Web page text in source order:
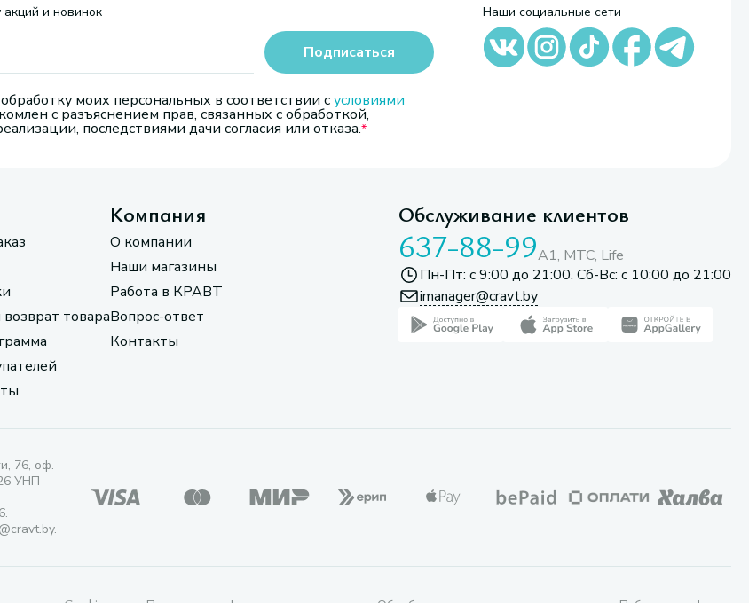
и новинок
моих персональных в соответствии сусловиями
с разъяснением прав, связанных с обработкой,
последствиями дачи согласия или отказа.
Подписаться
Наши социальные сети
товара
Компания
О компании
Наши магазины
Работа в КРАВТ
Вопрос-ответ
Контакты
Обслуживание клиентов
637-88-99A1, МТС, Life
Пн-Пт: с 9:00 до 21:00. Сб-Вс: с 10:00 до 21:00
imanager@cravt.by
76, оф.
УНП